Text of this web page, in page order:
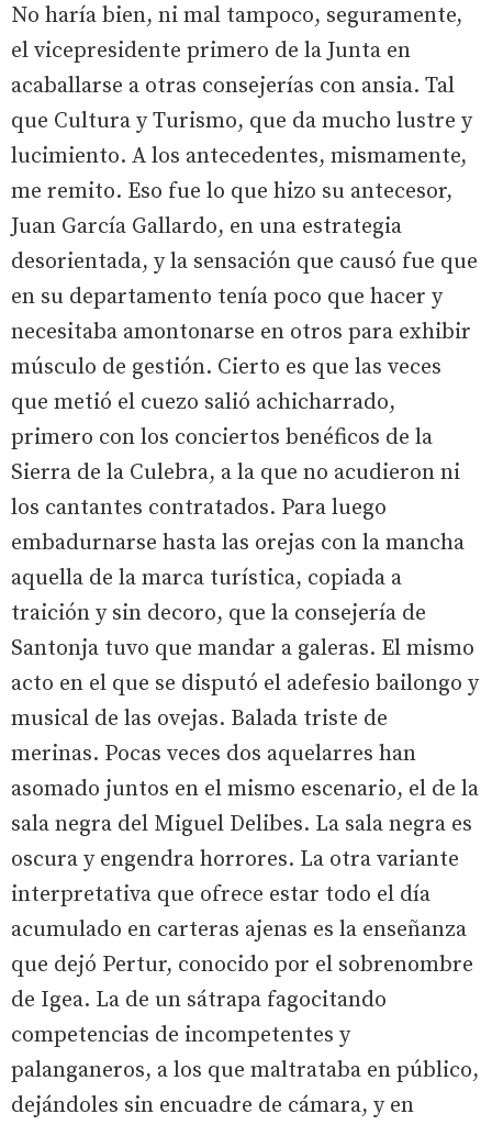
No haría bien, ni mal tampoco, seguramente,
el vicepresidente primero de la Junta en
acaballarse a otras consejerías con ansia. Tal
que Cultura y Turismo, que da mucho lustre y
lucimiento. A los antecedentes, mismamente,
me remito. Eso fue lo que hizo su antecesor,
Juan García Gallardo, en una estrategia
desorientada, y la sensación que causó fue que
en su departamento tenía poco que hacer y
necesitaba amontonarse en otros para exhibir
músculo de gestión. Cierto es que las veces
que metió el cuezo salió achicharrado,
primero con los conciertos benéficos de la
Sierra de la Culebra, a la que no acudieron ni
los cantantes contratados. Para luego
embadurnarse hasta las orejas con la mancha
aquella de la marca turística, copiada a
traición y sin decoro, que la consejería de
Santonja tuvo que mandar a galeras. El mismo
acto en el que se disputó el adefesio bailongo y
musical de las ovejas. Balada triste de
merinas. Pocas veces dos aquelarres han
asomado juntos en el mismo escenario, el de la
sala negra del Miguel Delibes. La sala negra es
oscura y engendra horrores. La otra variante
interpretativa que ofrece estar todo el día
acumulado en carteras ajenas es la enseñanza
que dejó Pertur, conocido por el sobrenombre
de Igea. La de un sátrapa fagocitando
competencias de incompetentes y
palanganeros, a los que maltrataba en público,
dejándoles sin encuadre de cámara, y en